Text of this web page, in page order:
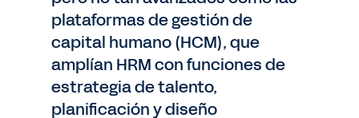
plataformas de gestión de
capital humano (HCM), que
amplían HRM con funciones de
estrategia de talento,
planificación y diseño